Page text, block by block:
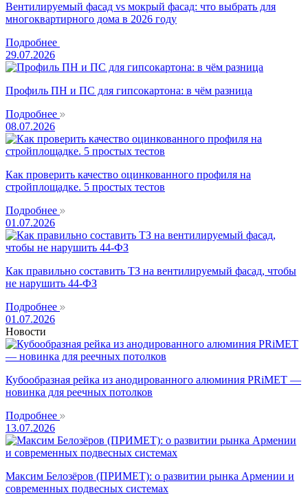
Вентилируемый фасад vs мокрый фасад: что выбрать для
многоквартирного дома в 2026 году
Подробнее
29.07.2026
Профиль ПН и ПС для гипсокартона: в чём разница
Подробнее
08.07.2026
Как проверить качество оцинкованного профиля на
стройплощадке. 5 простых тестов
Подробнее
01.07.2026
Как правильно составить ТЗ на вентилируемый фасад, чтобы
не нарушить 44-ФЗ
Подробнее
01.07.2026
Новости
Кубообразная рейка из анодированного алюминия PRiMET —
новинка для реечных потолков
Подробнее
13.07.2026
Максим Белозёров (ПРИМЕТ): о развитии рынка Армении и
современных подвесных системах